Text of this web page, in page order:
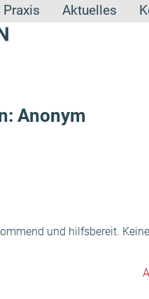
Praxis Aktuelles
Anonym
und hilfsbereit.